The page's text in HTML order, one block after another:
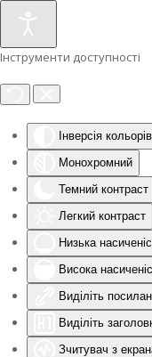
Інструменти доступності
Інверсія кольорів
Монохромний
Темний контраст
Легкий контраст
Низька
Висока
Виділіть
Виділіть
Зчитувач з